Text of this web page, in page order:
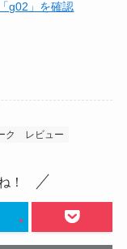
g02」を確認
ク レビュー
！